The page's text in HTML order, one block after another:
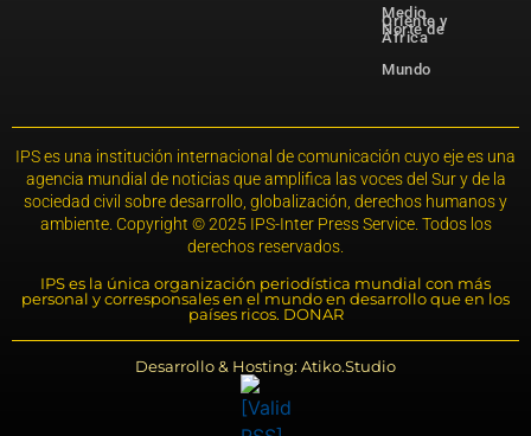
Medio
Oriente y
Norte de
África
Mundo
IPS es una institución internacional de comunicación cuyo eje es una
agencia mundial de noticias que amplifica las voces del Sur y de la
sociedad civil sobre desarrollo, globalización, derechos humanos y
ambiente. Copyright © 2025 IPS-Inter Press Service. Todos los
derechos reservados.
IPS es la única organización periodística mundial con más
personal y corresponsales en el mundo en desarrollo que en los
países ricos. DONAR
Desarrollo & Hosting: Atiko.Studio